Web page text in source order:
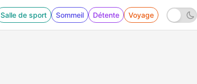
Salle de sport Sommeil Détente Voyage